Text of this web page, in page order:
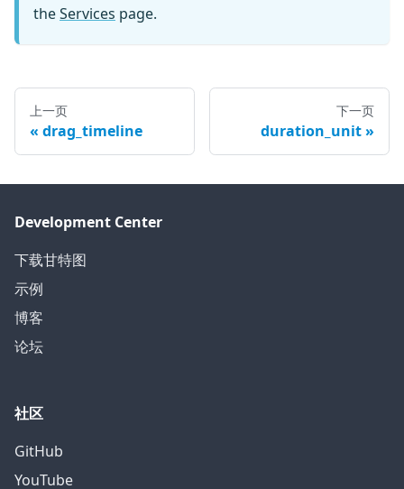
theServices page.
上一页
drag_timeline
下一页
duration_unit
Development Center
下载甘特图
示例
博客
论坛
社区
GitHub
YouTube